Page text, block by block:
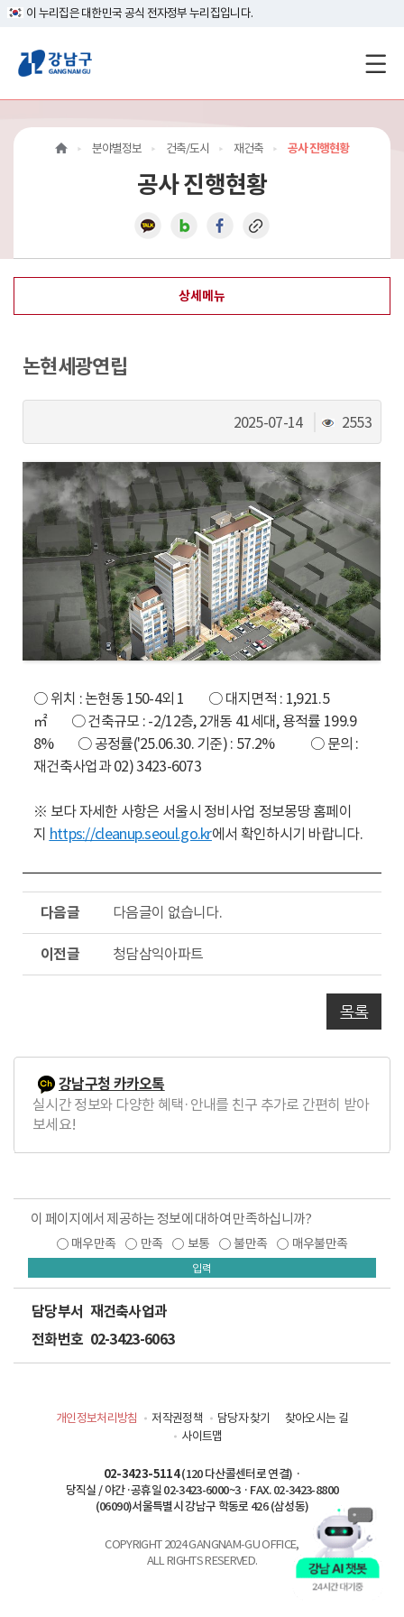
이 누리집은 대한민국 공식 전자정부 누리집입니다.
강
남
구
지
메
인
이
분야별정보 건축/도시 재건축 공사 진행현황
공사 진행현황
상세메뉴
논현세광연립
2025-07-14
조
회
수
2553
○ 위치 : 논현동 150-4외 1 ○ 대지면적 : 1,921.5
㎡ ○ 건축규모 : -2/12층, 2개동 41세대, 용적률 199.9
8% ○ 공정률('25.06.30. 기준) : 57.2% ○ 문의 :
재건축사업과 02) 3423-6073
※ 보다 자세한 사항은 서울시 정비사업 정보몽땅 홈페이
지 https://cleanup.seoul.go.kr에서 확인하시기 바랍니다.
글
다음글이 없습니다.
글
청담삼익아파트
목록
강남구청 카카오톡
실시간 정보와 다양한 혜택·안내를 친구 추가로 간편히 받아
보세요!
이 페이지에서 제공하는 정보에 대하여 만족하십니까?
매우만족 만족 보통 불만족 매우불만족
입력
담당부서 재건축사업과
전화번호 02-3423-6063
개인정보처리방침 저작권정책 담당자 찾기
찾아오시는 길
사이트맵
02-3423-5114(120 다산콜센터로 연결) ·
당직실 / 야간·공휴일 02-3423-6000~3 · FAX. 02-3423-8800
(06090)서울특별시 강남구 학동로 426 (삼성동)
COPYRIGHT 2024 GANGNAM-GU OFFICE,
ALL RIGHTS RESERVED.